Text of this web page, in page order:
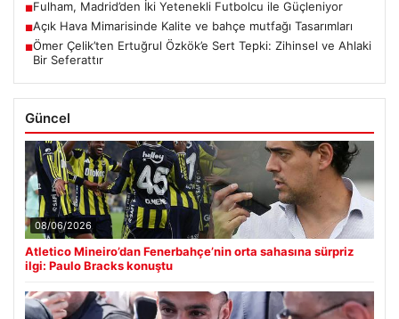
■Fulham, Madrid’den İki Yetenekli Futbolcu ile Güçleniyor
■Açık Hava Mimarisinde Kalite ve bahçe mutfağı Tasarımları
■Ömer Çelik’ten Ertuğrul Özkök’e Sert Tepki: Zihinsel ve Ahlaki
Bir Seferattır
Güncel
08/06/2026
Atletico Mineiro’dan Fenerbahçe’nin orta sahasına sürpriz
ilgi: Paulo Bracks konuştu